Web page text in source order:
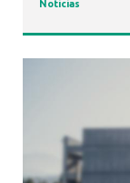
Noticias